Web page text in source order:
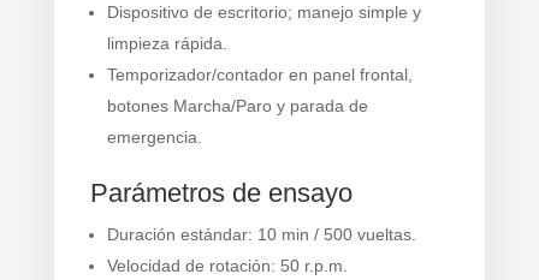
Dispositivo de escritorio; manejo simple y
limpieza rápida.
Temporizador/contador en panel frontal,
botones Marcha/Paro y parada de
emergencia.
Parámetros de ensayo
Duración estándar: 10 min / 500 vueltas.
Velocidad de rotación: 50 r.p.m.